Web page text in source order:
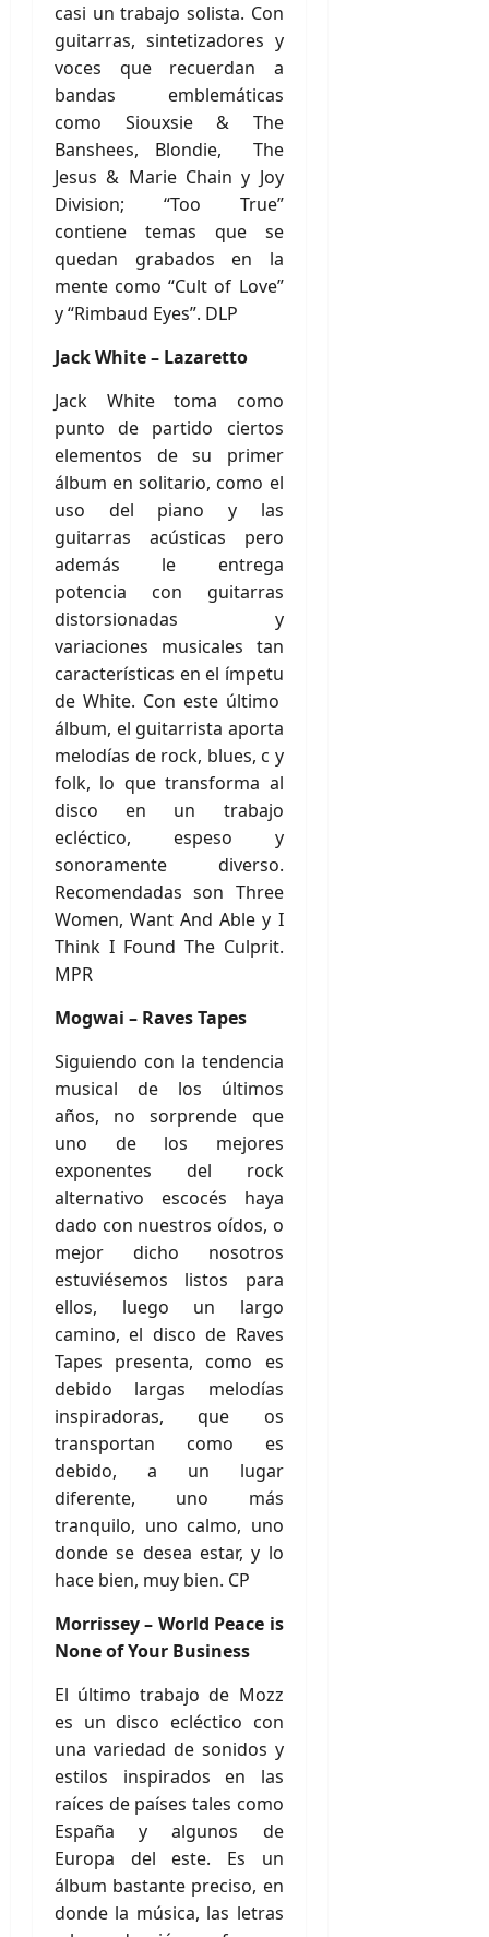
casi un trabajo solista. Con
guitarras, sintetizadores y
voces que recuerdan a
bandas emblemáticas
como Siouxsie & The
Banshees, Blondie, The
Jesus & Marie Chain y Joy
Division; “Too True”
contiene temas que se
quedan grabados en la
mente como “Cult of Love”
y “Rimbaud Eyes”. DLP
Jack White – Lazaretto
Jack White toma como
punto de partido ciertos
elementos de su primer
álbum en solitario, como el
uso del piano y las
guitarras acústicas pero
además le entrega
potencia con guitarras
distorsionadas y
variaciones musicales tan
características en el ímpetu
de White. Con este último
álbum, el guitarrista aporta
melodías de rock, blues, c y
folk, lo que transforma al
disco en un trabajo
ecléctico, espeso y
sonoramente diverso.
Recomendadas son Three
Women, Want And Able y I
Think I Found The Culprit.
MPR
Mogwai – Raves Tapes
Siguiendo con la tendencia
musical de los últimos
años, no sorprende que
uno de los mejores
exponentes del rock
alternativo escocés haya
dado con nuestros oídos, o
mejor dicho nosotros
estuviésemos listos para
ellos, luego un largo
camino, el disco de Raves
Tapes presenta, como es
debido largas melodías
inspiradoras, que os
transportan como es
debido, a un lugar
diferente, uno más
tranquilo, uno calmo, uno
donde se desea estar, y lo
hace bien, muy bien. CP
Morrissey – World Peace is
None of Your Business
El último trabajo de Mozz
es un disco ecléctico con
una variedad de sonidos y
estilos inspirados en las
raíces de países tales como
España y algunos de
Europa del este. Es un
álbum bastante preciso, en
donde la música, las letras